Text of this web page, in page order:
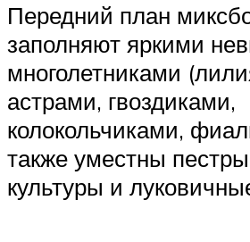
Передний план
заполняют яркими
многолетниками
астрами, гвоздиками,
колокольчиками,
также уместны
культуры и